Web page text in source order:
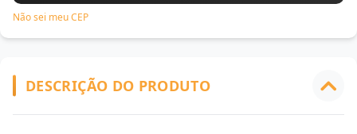
Não sei meu CEP
DESCRIÇÃO DO PRODUTO